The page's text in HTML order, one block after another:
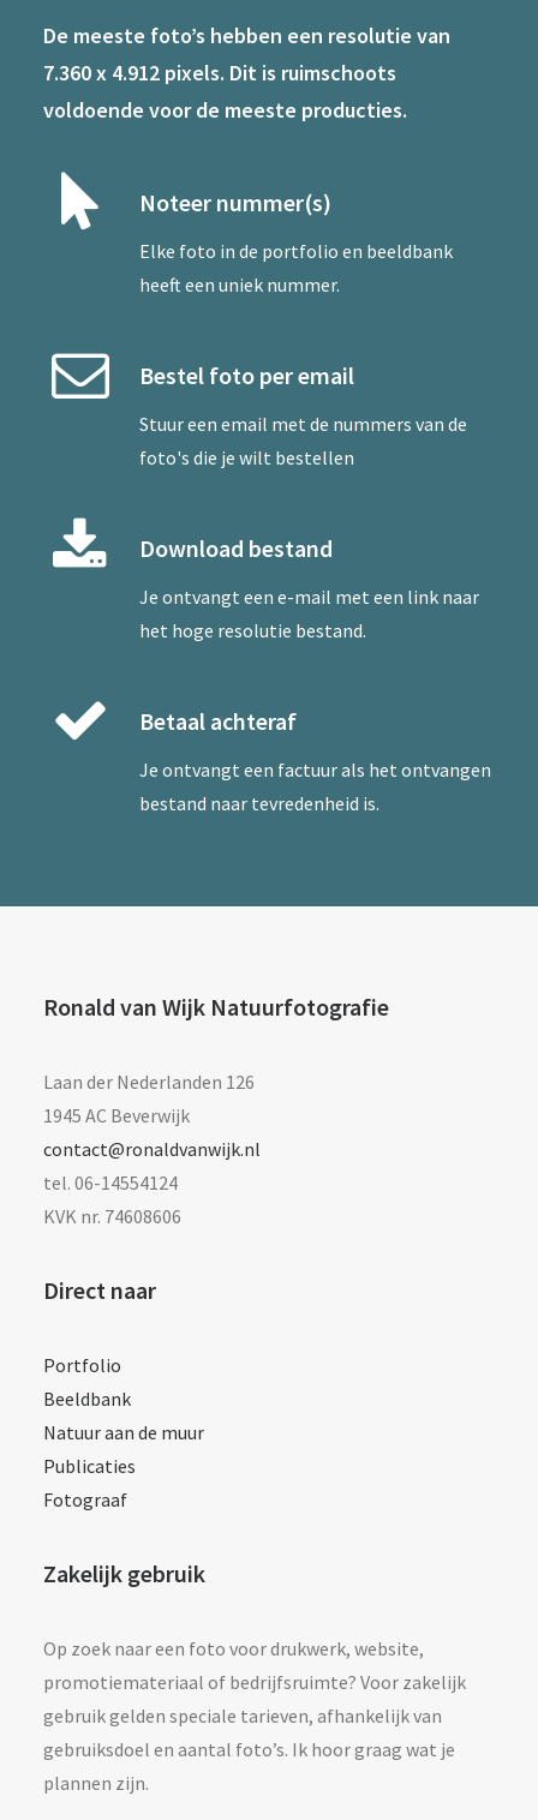
De meeste foto’s hebben een resolutie van
7.360 x 4.912 pixels. Dit is ruimschoots
voldoende voor de meeste producties.
Noteer nummer(s)
Elke foto in de portfolio en beeldbank
heeft een uniek nummer.
Bestel foto per email
Stuur een email met de nummers van de
foto's die je wilt bestellen
Download bestand
Je ontvangt een e-mail met een link naar
het hoge resolutie bestand.
Betaal achteraf
Je ontvangt een factuur als het ontvangen
bestand naar tevredenheid is.
Ronald van Wijk Natuurfotografie
Laan der Nederlanden 126
1945 AC Beverwijk
contact@ronaldvanwijk.nl
tel. 06-14554124
KVK nr. 74608606
Direct naar
Portfolio
Beeldbank
Natuur aan de muur
Publicaties
Fotograaf
Zakelijk gebruik
Op zoek naar een foto voor drukwerk, website,
promotiemateriaal of bedrijfsruimte? Voor zakelijk
gebruik gelden speciale tarieven, afhankelijk van
gebruiksdoel en aantal foto’s. Ik hoor graag wat je
plannen zijn.